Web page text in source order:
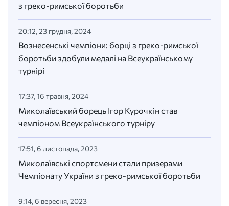
з греко-римської боротьби
20:12, 23 грудня, 2024
Вознесенські чемпіони: борці з греко-римської
боротьби здобули медалі на Всеукраїнському
турнірі
17:37, 16 травня, 2024
Миколаївський борець Ігор Курочкін став
чемпіоном Всеукраїнського турніру
17:51, 6 листопада, 2023
Миколаївські спортсмени стали призерами
Чемпіонату України з греко-римської боротьби
9:14, 6 вересня, 2023